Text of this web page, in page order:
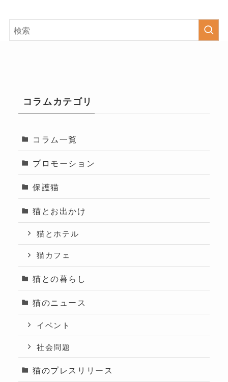
コラムカテゴリ
コラム一覧
プロモーション
保護猫
猫とお出かけ
猫とホテル
猫カフェ
猫との暮らし
猫のニュース
イベント
社会問題
猫のプレスリリース